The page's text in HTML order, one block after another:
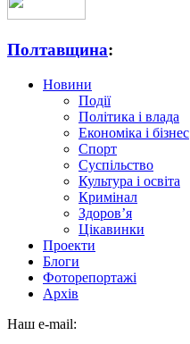
Полтавщина:
Новини
Події
Політика і влада
Економіка і бізнес
Спорт
Суспільство
Культура і освіта
Кримінал
Здоров’я
Цікавинки
Проекти
Блоги
Фоторепортажі
Архів
Наш e-mail: